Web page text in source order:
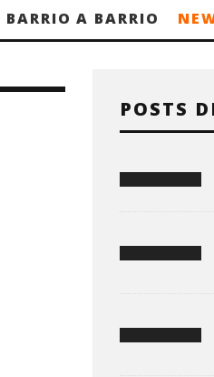
BARRIO A BARRIO
POSTS